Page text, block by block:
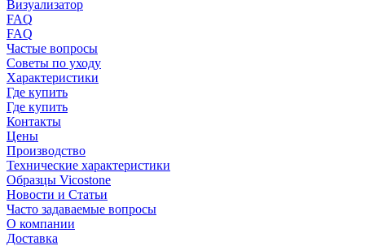
Визуализатор
FAQ
FAQ
Частые вопросы
Советы по уходу
Характеристики
Где купить
Где купить
Контакты
Цены
Производство
Технические характеристики
Образцы Vicostone
Новости и Статьи
Часто задаваемые вопросы
О компании
Доставка